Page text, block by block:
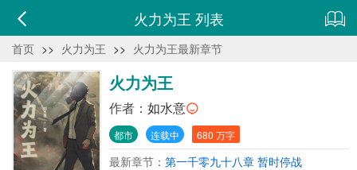
火力为王 列表
首页 >> 火力为王 >> 火力为王最新章节
火力为王
作者： 如水意
都市 连载中 680 万字
最新章节： 第一千零九十八章 暂时停战